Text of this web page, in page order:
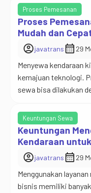
perbandingan biaya
besar di Indonesia. Di
pusat bisnis, biaya
tinggi dibandingkan
Proses Pemesanan
Proses
Mudah dan
account_circlejavatrans calendar_month 29
Menyewa kendaraan
kemajuan teknologi.
sewa bisa dilakukan
langkah umum dalam
sewa yang bisa
cara kerjanya.
rental kendaraan
untuk menemukan
Keuntungan Sewa
Keuntungan
Kendaraan
account_circlejavatrans calendar_month 29
Menggunakan
bisnis memiliki